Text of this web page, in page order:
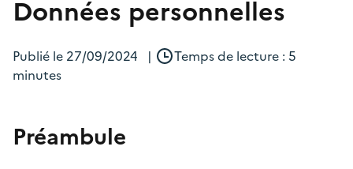
Données personnelles
Publié le 27/09/2024 |
Temps de lecture : 5
minutes
Préambule